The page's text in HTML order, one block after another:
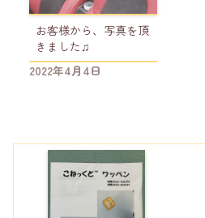
お客様から、写真を頂
きました♫
2022年4月4日